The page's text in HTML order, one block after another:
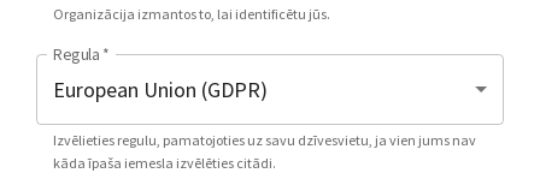
Organizācija izmantos to, lai identificētu jūs.
Regula *
Izvēlieties regulu, pamatojoties uz savu dzīvesvietu, ja vien jums nav
kāda īpaša iemesla izvēlēties citādi.